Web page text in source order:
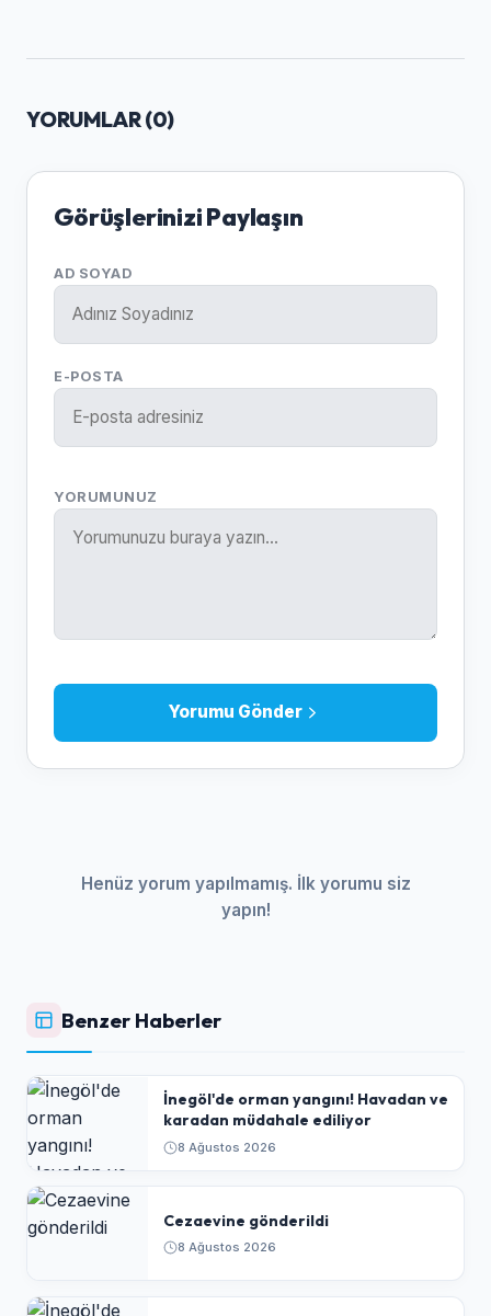
YORUMLAR (0)
Görüşlerinizi Paylaşın
AD SOYAD
E-POSTA
YORUMUNUZ
Yorumu Gönder
Henüz yorum yapılmamış. İlk yorumu siz
yapın!
Benzer Haberler
İnegöl'de orman yangını! Havadan ve
karadan müdahale ediliyor
8 Ağustos 2026
Cezaevine gönderildi
8 Ağustos 2026